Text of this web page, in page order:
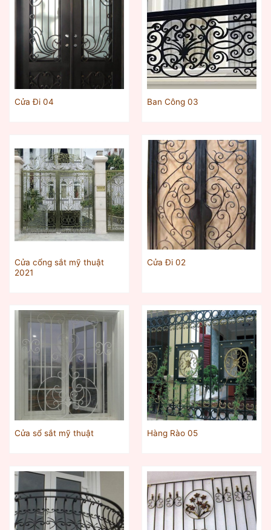
Cửa Đi 04 Ban Công 03
Cửa cổng sắt mỹ thuật
2021
Cửa Đi 02
Cửa sổ sắt mỹ thuật Hàng Rào 05